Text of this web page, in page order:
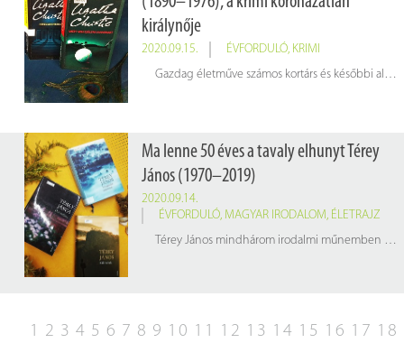
királynője
2020.09.15. ÉVFORDULÓ, KRIMI
Gazdag életműve számos kortárs és későbbi alkotót inspirált.
Ma lenne 50 éves a tavaly elhunyt Térey
János (1970–2019)
2020.09.14.
ÉVFORDULÓ, MAGYAR IRODALOM, ÉLETRAJZ
Térey János mindhárom irodalmi műnemben nagyot alkotott: a verseken át a színdarabokon keresztül a prózai írásokig.
1 2 3 4 5 6 7 8 9 10 11 12 13 14 15 16 17 18